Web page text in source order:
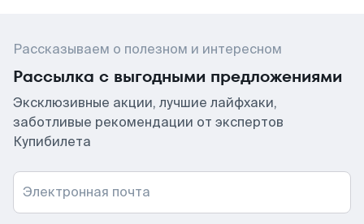
Рассказываем о полезном и интересном
Рассылка с выгодными предложениями
Эксклюзивные акции, лучшие лайфхаки,
заботливые рекомендации от экспертов
Купибилета
Электронная почта